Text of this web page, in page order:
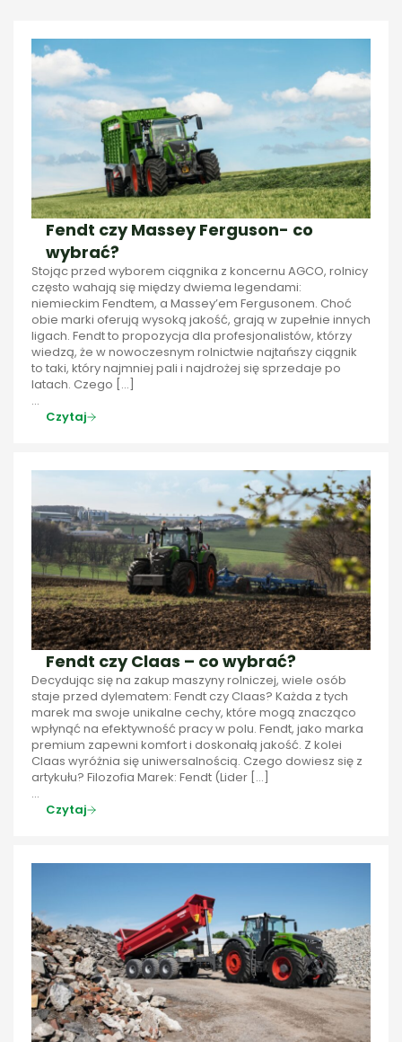
Fendt czy Massey Ferguson- co
wybrać?
Stojąc przed wyborem ciągnika z koncernu AGCO, rolnicy
często wahają się między dwiema legendami:
niemieckim Fendtem, a Massey’em Fergusonem. Choć
obie marki oferują wysoką jakość, grają w zupełnie innych
ligach. Fendt to propozycja dla profesjonalistów, którzy
wiedzą, że w nowoczesnym rolnictwie najtańszy ciągnik
to taki, który najmniej pali i najdrożej się sprzedaje po
latach. Czego […]
...
Czytaj
Fendt czy Claas – co wybrać?
Decydując się na zakup maszyny rolniczej, wiele osób
staje przed dylematem: Fendt czy Claas? Każda z tych
marek ma swoje unikalne cechy, które mogą znacząco
wpłynąć na efektywność pracy w polu. Fendt, jako marka
premium zapewni komfort i doskonałą jakość. Z kolei
Claas wyróżnia się uniwersalnością. Czego dowiesz się z
artykułu? Filozofia Marek: Fendt (Lider […]
...
Czytaj